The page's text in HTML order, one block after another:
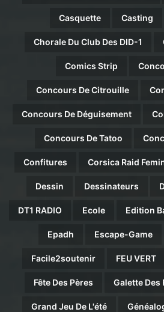
Casquette Casting
Chorale Du Club Des DID-1
Comics Strip
Concours De Citrouille
Concours De Déguisement
Concours De Tatoo
Confitures Corsica Raid
Dessin Dessinateurs
DT1 RADIO Ecole Edition
Epadh Escape-Game
Facile2soutenir FEU VERT
Fête Des Pères Galette Des
Grand Jeu De L'été